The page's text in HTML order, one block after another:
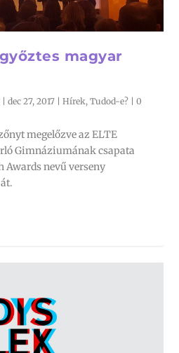
magyar
|dec 27, 2017 |Hírek,Tudod-e? |0
megelőzve az ELTE
Gimnáziumának csapata
Awards nevű verseny